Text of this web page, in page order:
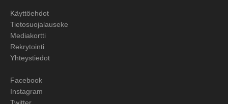
Käyttöehdot
Tietosuojalauseke
Mediakortti
Rekrytointi
Yhteystiedot
Facebook
Instagram